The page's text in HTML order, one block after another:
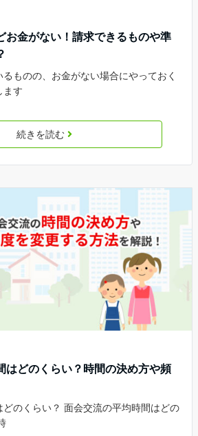
お金がない！請求できるものや準
ものの、お金がない場合にやっておく
ます
続きを読む
はどのくらい？時間の決め方や頻
のくらい？ 面会交流の平均時間はどの